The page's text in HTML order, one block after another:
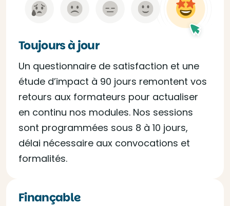
Toujours à jour
Un questionnaire de satisfaction et une
étude d’impact à 90 jours remontent vos
retours aux formateurs pour actualiser
en continu nos modules. Nos sessions
sont programmées sous 8 à 10 jours,
délai nécessaire aux convocations et
formalités.
Finançable